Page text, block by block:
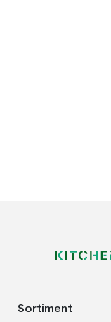
Sortiment